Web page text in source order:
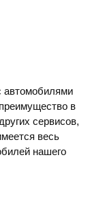
автомобилями
в
сервисов,
весь
нашего